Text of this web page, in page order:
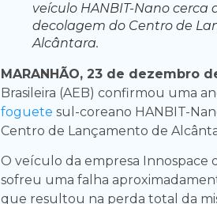
veículo HANBIT-Nano cerca
decolagem do Centro de
Alcântara.
MARANHÃO, 23 de dezembro
Brasileira (AEB) confirmou uma
foguete sul-coreano HANBIT-
Centro de Lançamento de
O veículo da empresa Innospace
sofreu uma falha
que resultou na perda total da